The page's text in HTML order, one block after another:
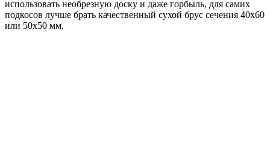
использовать необрезную доску и даже горбыль, для самих
подкосов лучше брать качественный сухой брус сечения 40х60
или 50х50 мм.